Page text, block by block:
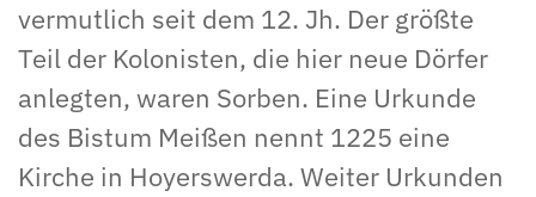
vermutlich seit dem 12. Jh. Der größte
Teil der Kolonisten, die hier neue Dörfer
anlegten, waren Sorben. Eine Urkunde
des Bistum Meißen nennt 1225 eine
Kirche in Hoyerswerda. Weiter Urkunden